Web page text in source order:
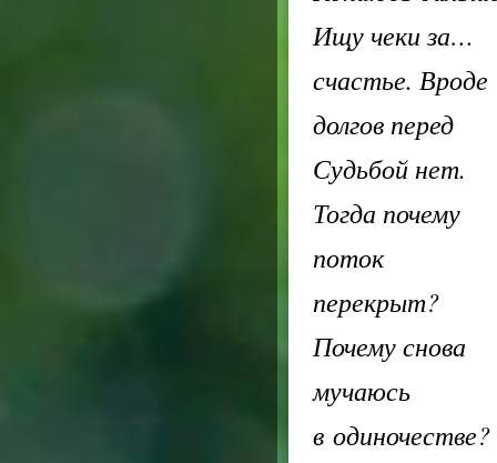
Ищу чеки за…
счастье. Вроде
долгов перед
Судьбой нет.
Тогда почему
поток
перекрыт?
Почему снова
мучаюсь
в